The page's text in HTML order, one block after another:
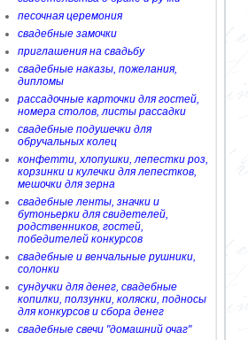
песочная церемония
свадебные замочки
приглашения на свадьбу
свадебные наказы, пожелания,
дипломы
рассадочные карточки для гостей,
номера столов, листы рассадки
свадебные подушечки для
обручальных колец
конфетти, хлопушки, лепестки роз,
корзинки и кулечки для лепестков,
мешочки для зерна
свадебные ленты, значки и
бутоньерки для свидетелей,
родственников, гостей,
победителей конкурсов
свадебные и венчальные рушники,
солонки
сундучки для денег, свадебные
копилки, ползунки, коляски, подносы
для конкурсов и сбора денег
свадебные свечи "домашний очаг"